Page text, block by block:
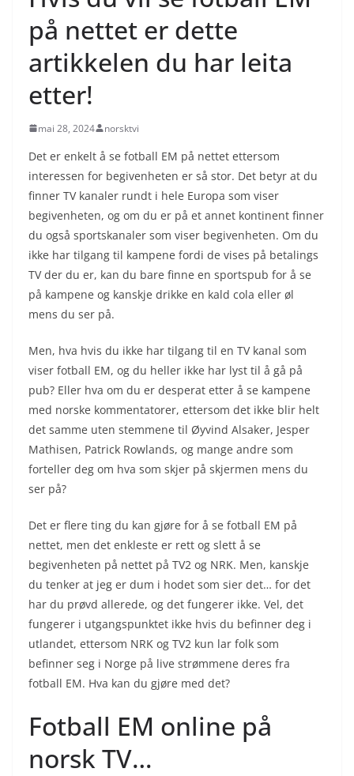
på nettet er dette
artikkelen du har leita
etter!
mai 28, 2024 norsktvi
Det er enkelt å se fotball EM på nettet ettersom
interessen for begivenheten er så stor. Det betyr at du
finner TV kanaler rundt i hele Europa som viser
begivenheten, og om du er på et annet kontinent finner
du også sportskanaler som viser begivenheten. Om du
ikke har tilgang til kampene fordi de vises på betalings
TV der du er, kan du bare finne en sportspub for å se
på kampene og kanskje drikke en kald cola eller øl
mens du ser på.
Men, hva hvis du ikke har tilgang til en TV kanal som
viser fotball EM, og du heller ikke har lyst til å gå på
pub? Eller hva om du er desperat etter å se kampene
med norske kommentatorer, ettersom det ikke blir helt
det samme uten stemmene til Øyvind Alsaker, Jesper
Mathisen, Patrick Rowlands, og mange andre som
forteller deg om hva som skjer på skjermen mens du
ser på?
Det er flere ting du kan gjøre for å se fotball EM på
nettet, men det enkleste er rett og slett å se
begivenheten på nettet på TV2 og NRK. Men, kanskje
du tenker at jeg er dum i hodet som sier det… for det
har du prøvd allerede, og det fungerer ikke. Vel, det
fungerer i utgangspunktet ikke hvis du befinner deg i
utlandet, ettersom NRK og TV2 kun lar folk som
befinner seg i Norge på live strømmene deres fra
fotball EM. Hva kan du gjøre med det?
Fotball EM online på
norsk TV…